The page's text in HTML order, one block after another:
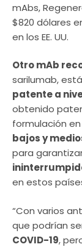
mAbs,
$820 dólares
en los EE. UU.
Otro mAb
sarilumab,
patente a
obtenido
formulación
bajos y
para
en estos
“Con varios
que podrían
COVID-19,